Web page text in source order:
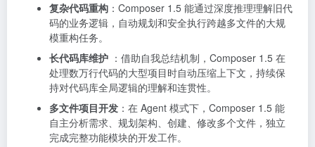
复杂代码重构 ：Composer 1.5 能通过深度推理理解旧代
码的业务逻辑，自动规划和安全执行跨越多文件的大规
模重构任务。
长代码库维护 ：借助自我总结机制，Composer 1.5 在
处理数万行代码的大型项目时自动压缩上下文，持续保
持对代码库全局逻辑的理解和连贯性。
多文件项目开发 ：在 Agent 模式下，Composer 1.5 能
自主分析需求、规划架构、创建、修改多个文件，独立
完成完整功能模块的开发工作。